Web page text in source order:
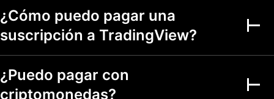
Alertas de listas de
seguimiento activas
Duración de las
alertas
Notificaciones de
webhook
¿Cómo puedo pagar una
suscripción a TradingView?
¿Puedo pagar con
criptomonedas?